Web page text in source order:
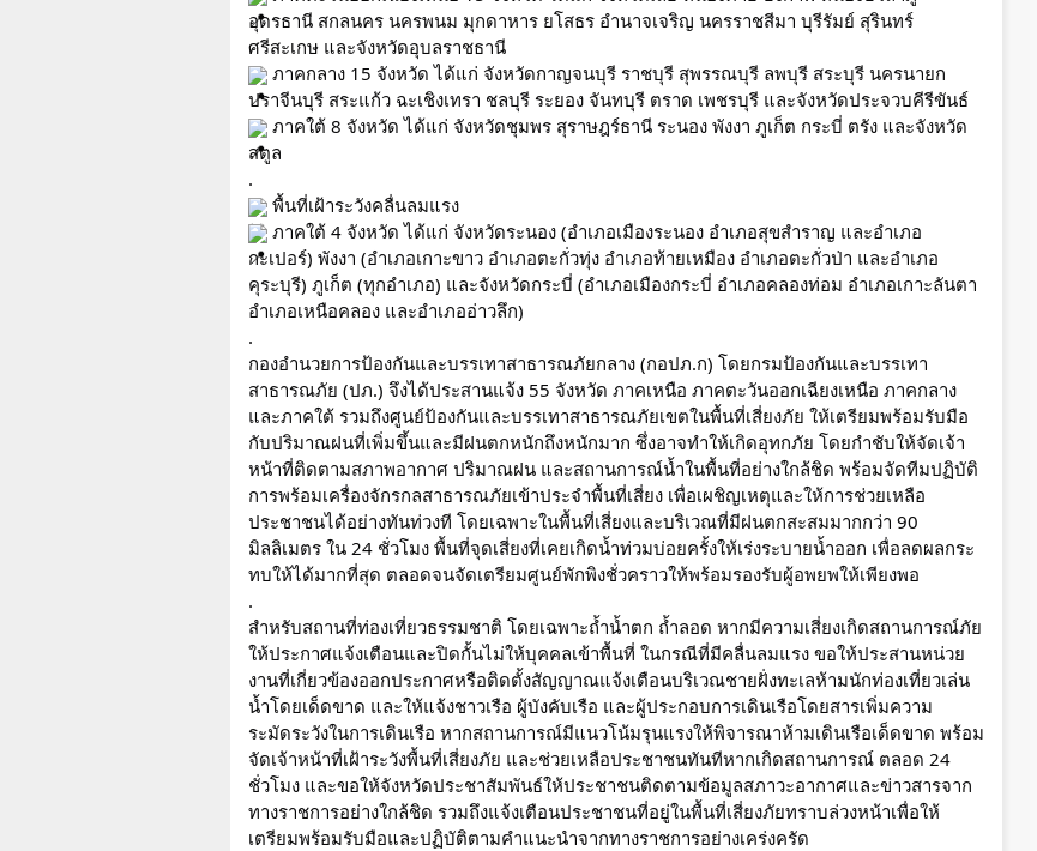
อุดรธานี สกลนคร นครพนม มุกดาหาร ยโสธร อำนาจเจริญ นครราชสีมา บุรีรัมย์ สุรินทร์
ศรีสะเกษ และจังหวัดอุบลราชธานี
ภาคกลาง 15 จังหวัด ได้แก่ จังหวัดกาญจนบุรี ราชบุรี สุพรรณบุรี ลพบุรี สระบุรี นครนายก
ปราจีนบุรี สระแก้ว ฉะเชิงเทรา ชลบุรี ระยอง จันทบุรี ตราด เพชรบุรี และจังหวัดประจวบคีรีขันธ์
ภาคใต้ 8 จังหวัด ได้แก่ จังหวัดชุมพร สุราษฎร์ธานี ระนอง พังงา ภูเก็ต กระบี่ ตรัง และจังหวัด
สตูล
.
พื้นที่เฝ้าระวังคลื่นลมแรง
ภาคใต้ 4 จังหวัด ได้แก่ จังหวัดระนอง (อำเภอเมืองระนอง อำเภอสุขสำราญ และอำเภอ
กะเปอร์) พังงา (อำเภอเกาะขาว อำเภอตะกั่วทุ่ง อำเภอท้ายเหมือง อำเภอตะกั่วป่า และอำเภอ
คุระบุรี) ภูเก็ต (ทุกอำเภอ) และจังหวัดกระบี่ (อำเภอเมืองกระบี่ อำเภอคลองท่อม อำเภอเกาะลันตา
อำเภอเหนือคลอง และอำเภออ่าวลึก)
.
กองอำนวยการป้องกันและบรรเทาสาธารณภัยกลาง (กอปภ.ก) โดยกรมป้องกันและบรรเทา
สาธารณภัย (ปภ.) จึงได้ประสานแจ้ง 55 จังหวัด ภาคเหนือ ภาคตะวันออกเฉียงเหนือ ภาคกลาง
และภาคใต้ รวมถึงศูนย์ป้องกันและบรรเทาสาธารณภัยเขตในพื้นที่เสี่ยงภัย ให้เตรียมพร้อมรับมือ
กับปริมาณฝนที่เพิ่มขึ้นและมีฝนตกหนักถึงหนักมาก ซึ่งอาจทำให้เกิดอุทกภัย โดยกำชับให้จัดเจ้า
หน้าที่ติดตามสภาพอากาศ ปริมาณฝน และสถานการณ์น้ำในพื้นที่อย่างใกล้ชิด พร้อมจัดทีมปฏิบัติ
การพร้อมเครื่องจักรกลสาธารณภัยเข้าประจำพื้นที่เสี่ยง เพื่อเผชิญเหตุและให้การช่วยเหลือ
ประชาชนได้อย่างทันท่วงที โดยเฉพาะในพื้นที่เสี่ยงและบริเวณที่มีฝนตกสะสมมากกว่า 90
มิลลิเมตร ใน 24 ชั่วโมง พื้นที่จุดเสี่ยงที่เคยเกิดน้ำท่วมบ่อยครั้งให้เร่งระบายน้ำออก เพื่อลดผลกระ
ทบให้ได้มากที่สุด ตลอดจนจัดเตรียมศูนย์พักพิงชั่วคราวให้พร้อมรองรับผู้อพยพให้เพียงพอ
.
สำหรับสถานที่ท่องเที่ยวธรรมชาติ โดยเฉพาะถ้ำน้ำตก ถ้ำลอด หากมีความเสี่ยงเกิดสถานการณ์ภัย
ให้ประกาศแจ้งเตือนและปิดกั้นไม่ให้บุคคลเข้าพื้นที่ ในกรณีที่มีคลื่นลมแรง ขอให้ประสานหน่วย
งานที่เกี่ยวข้องออกประกาศหรือติดตั้งสัญญาณแจ้งเตือนบริเวณชายฝั่งทะเลห้ามนักท่องเที่ยวเล่น
น้ำโดยเด็ดขาด และให้แจ้งชาวเรือ ผู้บังคับเรือ และผู้ประกอบการเดินเรือโดยสารเพิ่มความ
ระมัดระวังในการเดินเรือ หากสถานการณ์มีแนวโน้มรุนแรงให้พิจารณาห้ามเดินเรือเด็ดขาด พร้อม
จัดเจ้าหน้าที่เฝ้าระวังพื้นที่เสี่ยงภัย และช่วยเหลือประชาชนทันทีหากเกิดสถานการณ์ ตลอด 24
ชั่วโมง และขอให้จังหวัดประชาสัมพันธ์ให้ประชาชนติดตามข้อมูลสภาวะอากาศและข่าวสารจาก
ทางราชการอย่างใกล้ชิด รวมถึงแจ้งเตือนประชาชนที่อยู่ในพื้นที่เสี่ยงภัยทราบล่วงหน้าเพื่อให้
เตรียมพร้อมรับมือและปฏิบัติตามคำแนะนำจากทางราชการอย่างเคร่งครัด